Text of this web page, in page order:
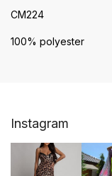
CM224
100% polyester
Instagram